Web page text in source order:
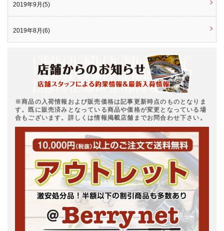
2019年9月(5)
2019年8月(6)
※商品の入荷情報および販売価格は記事更新時点のものとなりま
す。既に販売済みとなっている商品や価格が変更となっている場
合もございます。詳しくは情報掲載店舗までお問合わせ下さい。